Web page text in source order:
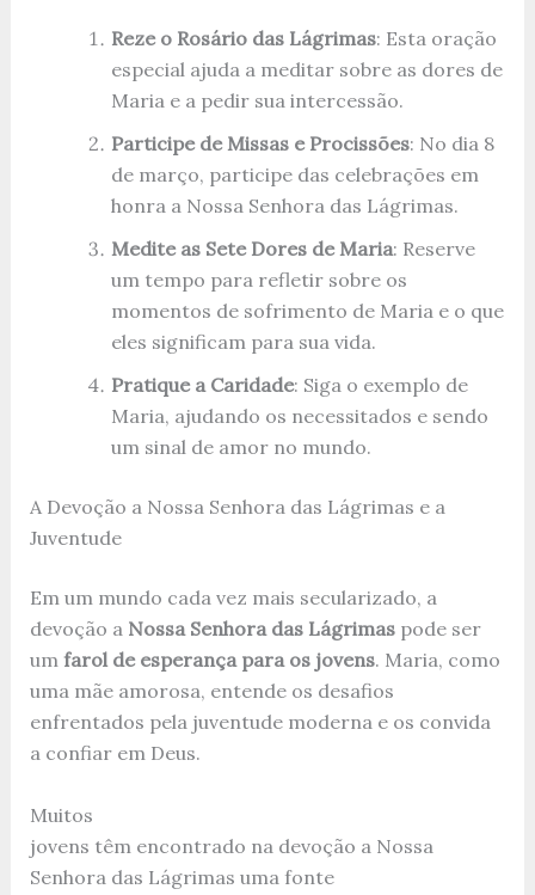
Reze o Rosário das Lágrimas: Esta oração
especial ajuda a meditar sobre as dores de
Maria e a pedir sua intercessão.
Participe de Missas e Procissões: No dia 8
de março, participe das celebrações em
honra a Nossa Senhora das Lágrimas.
Medite as Sete Dores de Maria: Reserve
um tempo para refletir sobre os
momentos de sofrimento de Maria e o que
eles significam para sua vida.
Pratique a Caridade: Siga o exemplo de
Maria, ajudando os necessitados e sendo
um sinal de amor no mundo.
A Devoção a Nossa Senhora das Lágrimas e a
Juventude
Em um mundo cada vez mais secularizado, a
devoção a Nossa Senhora das Lágrimaspode ser
um farol de esperança para os jovens. Maria, como
uma mãe amorosa, entende os desafios
enfrentados pela juventude moderna e os convida
a confiar em Deus.
Muitos
jovens têm encontrado na devoção a Nossa
Senhora das Lágrimas uma fonte